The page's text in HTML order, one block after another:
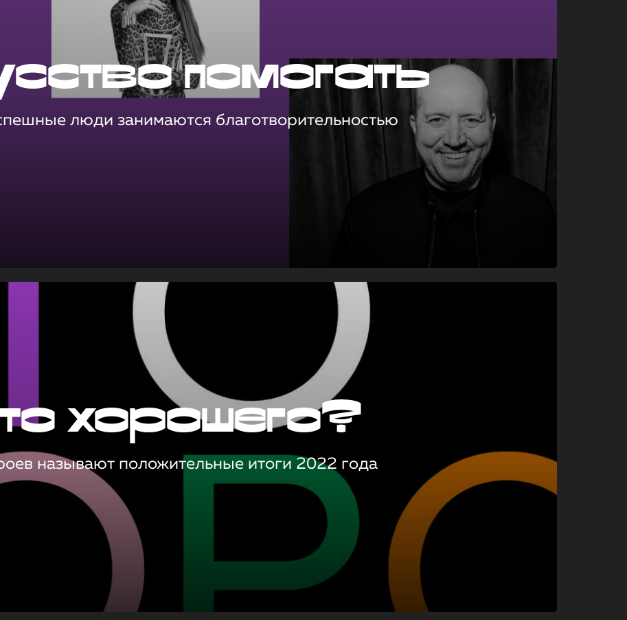
помогать
люди занимаются благотворительностью
хорошего?
называют положительные итоги 2022 года